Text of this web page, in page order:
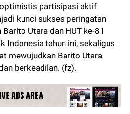
partisipasi aktif
kunci sukses peringatan
Utara dan HUT ke-81
Indonesia tahun ini, sekaligus
mewujudkan Barito Utara
berkeadilan. (fz).